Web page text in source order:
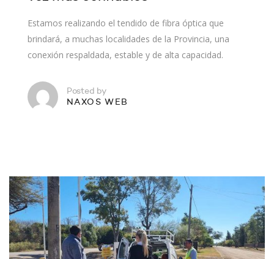
Estamos realizando el tendido de fibra óptica que
brindará, a muchas localidades de la Provincia, una
conexión respaldada, estable y de alta capacidad.
Posted by
NAXOS WEB